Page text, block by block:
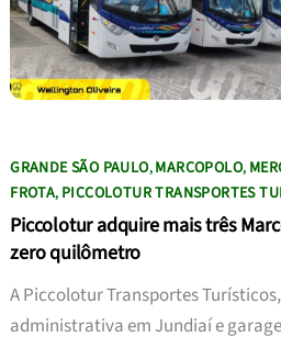
GRANDE SÃO PAULO,MARCOPOLO,
FROTA, PICCOLOTUR TRANSPORTES
Piccolotur adquire mais três
zero quilômetro
A Piccolotur Transportes
administrativa em Jundiaí e